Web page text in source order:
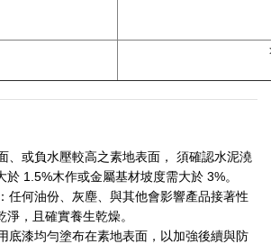
、或負水壓較高之素地表面， 須確認水泥澆
1.5%木作或金屬基材坡度需大於 3%。
任何油份、灰塵、與其他會影響產品接著性
，且確實養生乾燥。
底漆均勻塗布在素地表面，以加強後續與防